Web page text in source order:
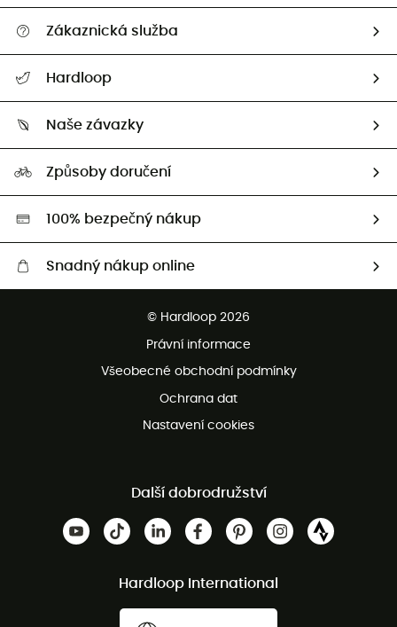
Zákaznická služba
Vrácení zboží a peněz
Hardloop
Naši Ambasadoři
Naše závazky
HardGreen
Způsoby doručení
100% bezpečný nákup
Snadný nákup online
Bezplatná zákaznická služba
© Hardloop 2026
Právní informace
Všeobecné obchodní podmínky
Ochrana dat
Nastavení cookies
Další dobrodružství
Hardloop International